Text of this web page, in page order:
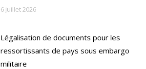
6 juillet 2026
Légalisation de documents pour les
ressortissants de pays sous embargo
militaire